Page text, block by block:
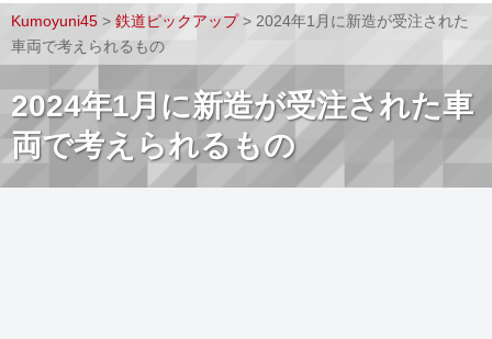
車両技術
Kumoyuni45 > 鉄道ピックアップ> 2024年1月に新造が受注された
車両で考えられるもの
2024年1月に新造が受注された車
両で考えられるもの